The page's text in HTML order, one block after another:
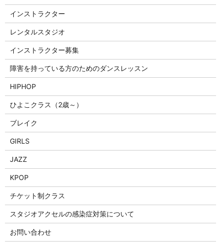
インストラクター
レンタルスタジオ
インストラクター募集
障害を持っている方のためのダンスレッスン
HIPHOP
ひよこクラス（2歳～）
ブレイク
GIRLS
JAZZ
KPOP
チケット制クラス
スタジオアクセルの感染症対策について
お問い合わせ